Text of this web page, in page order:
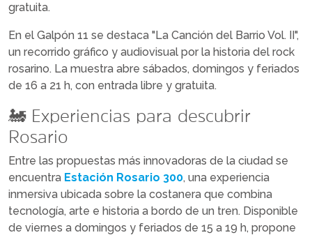
gratuita.
En el Galpón 11 se destaca "La Canción del Barrio Vol. II",
un recorrido gráfico y audiovisual por la historia del rock
rosarino. La muestra abre sábados, domingos y feriados
de 16 a 21 h, con entrada libre y gratuita.
🚂 Experiencias para descubrir
Rosario
Entre las propuestas más innovadoras de la ciudad se
encuentra Estación Rosario 300, una experiencia
inmersiva ubicada sobre la costanera que combina
tecnología, arte e historia a bordo de un tren. Disponible
de viernes a domingos y feriados de 15 a 19 h, propone